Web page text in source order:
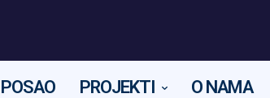
PROJEKTI O NAMA